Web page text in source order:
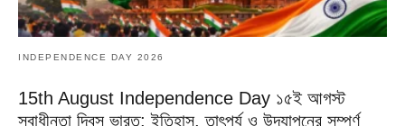
INDEPENDENCE DAY 2026
15th August Independence Day ১৫ই আগস্ট
স্বাধীনতা দিবস ভারত: ইতিহাস, তাৎপর্য ও উদযাপনের সম্পূর্ণ